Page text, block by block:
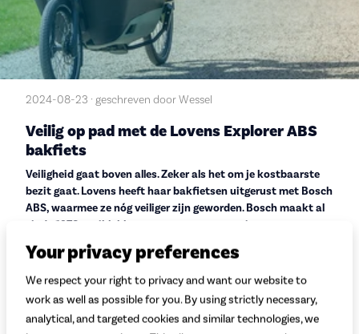
2024-08-23 · geschreven door Wessel
Veilig op pad met de Lovens Explorer ABS
bakfiets
Veiligheid gaat boven alles. Zeker als het om je kostbaarste
bezit gaat. Lovens heeft haar bakfietsen uitgerust met Bosch
ABS, waarmee ze nóg veiliger zijn geworden. Bosch maakt al
sinds 1978 antiblokkeersystemen voor auto’s en
introduceerde het systeem vorig jaar ook voor e-bikes.
Lovens is de eerste Nederlandse fietsfabrikant met een
bakfiets voorzien van het systeem van Bosch.
Minder risico op slip- en valpartijen
De Lovens Explorer, een van de populairste bakfietsen van het
Your privacy preferences
We respect your right to privacy and want our website to
work as well as possible for you. By using strictly necessary,
analytical, and targeted cookies and similar technologies, we